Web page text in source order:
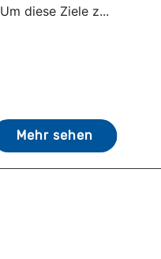
Um diese Ziele z...
Mehr sehen